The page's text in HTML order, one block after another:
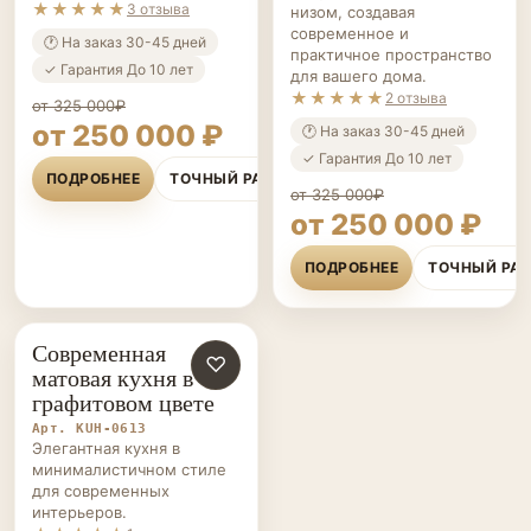
★★★★★ 3 отзыва
🕐 На заказ 30-45 дней
✓ Гарантия До 10 лет
от 325 000₽
от 250 000 ₽
ПОДРОБНЕЕ ТОЧНЫЙ РАСЧЁТ
низом, создавая
современное и
практичное пространство
для вашего дома.
★★★★★ 2 отзыва
🕐 На заказ 30-45 дней
✓ Гарантия До 10 лет
от 325 000₽
от 250 000 ₽
ПОДРОБНЕЕ ТОЧНЫЙ
КУХНИ НА ЗАКАЗ ♡
Современная
матовая кухня в
графитовом цвете
Арт. KUH-0613
Элегантная кухня в
минималистичном стиле
для современных
интерьеров.